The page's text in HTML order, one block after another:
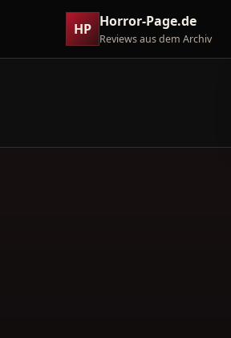
HP Horror-Page.de
Reviews aus dem Archiv